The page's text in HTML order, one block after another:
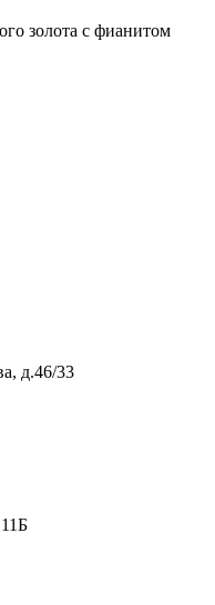
золота с фианитом
д.46/33